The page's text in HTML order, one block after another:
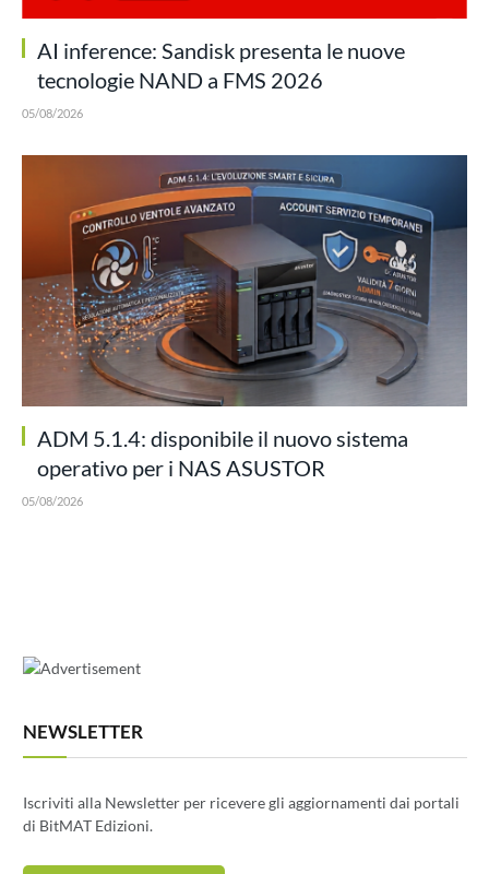
AI inference: Sandisk presenta le nuove
tecnologie NAND a FMS 2026
05/08/2026
ADM 5.1.4: disponibile il nuovo sistema
operativo per i NAS ASUSTOR
05/08/2026
NEWSLETTER
Iscriviti alla Newsletter per ricevere gli aggiornamenti dai portali
di BitMAT Edizioni.